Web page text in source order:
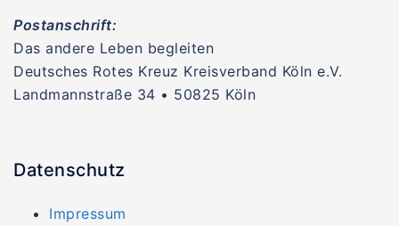
Postanschrift:
Das andere Leben begleiten
Deutsches Rotes Kreuz Kreisverband Köln e.V.
Landmannstraße 34 • 50825 Köln
Datenschutz
Impressum